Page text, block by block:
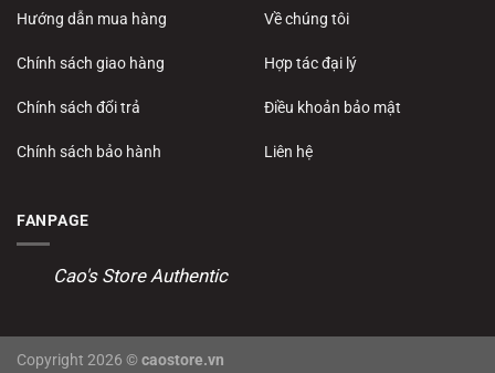
Hướng dẫn mua hàng
Chính sách giao hàng
Chính sách đổi trả
Chính sách bảo hành
Về chúng tôi
Hợp tác đại lý
Điều khoản bảo mật
Liên hệ
FANPAGE
Cao's Store Authentic
Copyright 2026 © caostore.vn